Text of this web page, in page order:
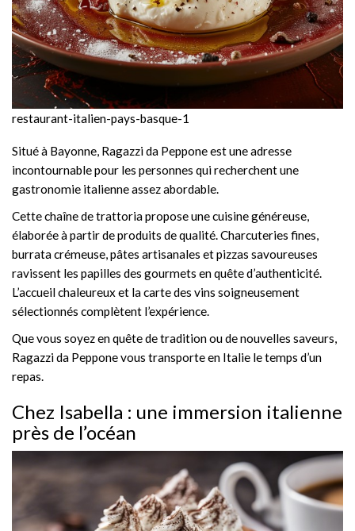
restaurant-italien-pays-basque-1
Situé à Bayonne, Ragazzi da Peppone est une adresse
incontournable pour les personnes qui recherchent une
gastronomie italienne assez abordable.
Cette chaîne de trattoria propose une cuisine généreuse,
élaborée à partir de produits de qualité. Charcuteries fines,
burrata crémeuse, pâtes artisanales et pizzas savoureuses
ravissent les papilles des gourmets en quête d’authenticité.
L’accueil chaleureux et la carte des vins soigneusement
sélectionnés complètent l’expérience.
Que vous soyez en quête de tradition ou de nouvelles saveurs,
Ragazzi da Peppone vous transporte en Italie le temps d’un
repas.
Chez Isabella : une immersion italienne
près de l’océan